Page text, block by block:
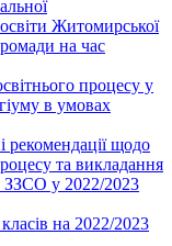
Житомирської
на час
процесу у
в умовах
рекомендації щодо
та викладання
ЗЗСО у 2022/2023
на 2022/2023